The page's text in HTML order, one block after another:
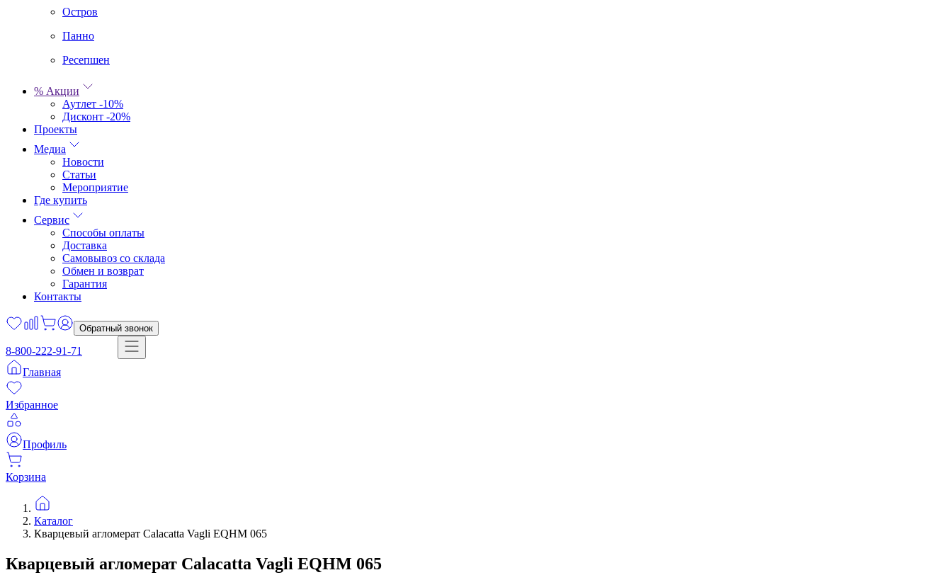
Остров
Панно
Ресепшен
% Акции
Аутлет -10%
Дисконт -20%
Проекты
Медиа
Новости
Статьи
Мероприятие
Где купить
Сервис
Способы оплаты
Доставка
Самовывоз со склада
Обмен и возврат
Гарантия
Контакты
Обратный звонок
8-800-222-91-71
Главная
Избранное
Профиль
Корзина
Каталог
Кварцевый агломерат Calacatta Vagli EQHM 065
Кварцевый агломерат Calacatta Vagli EQHM 065